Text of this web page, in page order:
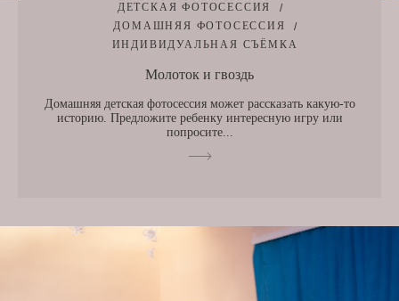
ДЕТСКАЯ ФОТОСЕССИЯ
ДОМАШНЯЯ ФОТОСЕССИЯ
ИНДИВИДУАЛЬНАЯ СЪЁМКА
Молоток и гвоздь
Домашняя детская фотосессия может рассказать какую-то
историю. Предложите ребенку интересную игру или
попросите...